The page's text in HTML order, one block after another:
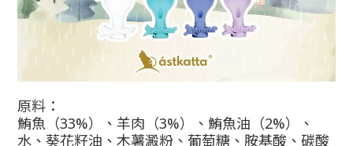
原料：
鮪魚（33%）、羊肉（3%）、鮪魚油（2%）、
水、葵花籽油、木薯澱粉、葡萄糖、胺基酸、碳酸